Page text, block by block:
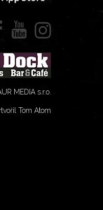
MEDIA s.r.o.
Tom Atom